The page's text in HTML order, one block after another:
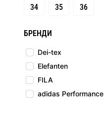
34 35 36
БРЕНДИ
Dei-tex
Elefanten
FILA
adidas Performance